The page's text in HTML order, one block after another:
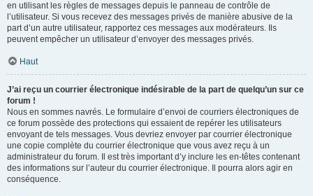
en utilisant les règles de messages depuis le panneau de contrôle de
l’utilisateur. Si vous recevez des messages privés de manière abusive de la
part d’un autre utilisateur, rapportez ces messages aux modérateurs. Ils
peuvent empêcher un utilisateur d’envoyer des messages privés.
Haut
J’ai reçu un courrier électronique indésirable de la part de quelqu’un sur ce
forum !
Nous en sommes navrés. Le formulaire d’envoi de courriers électroniques de
ce forum possède des protections qui essaient de repérer les utilisateurs
envoyant de tels messages. Vous devriez envoyer par courrier électronique
une copie complète du courrier électronique que vous avez reçu à un
administrateur du forum. Il est très important d’y inclure les en-têtes contenant
des informations sur l’auteur du courrier électronique. Il pourra alors agir en
conséquence.